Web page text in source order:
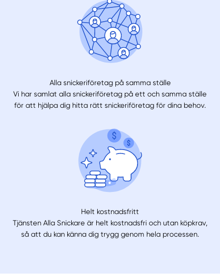
Alla snickeriföretag på samma ställe
Vi har samlat alla snickeriföretag på ett och samma ställe
för att hjälpa dig hitta rätt snickeriföretag för dina behov.
Helt kostnadsfritt
Tjänsten Alla Snickare är helt kostnadsfri och utan köpkrav,
så att du kan känna dig trygg genom hela processen.